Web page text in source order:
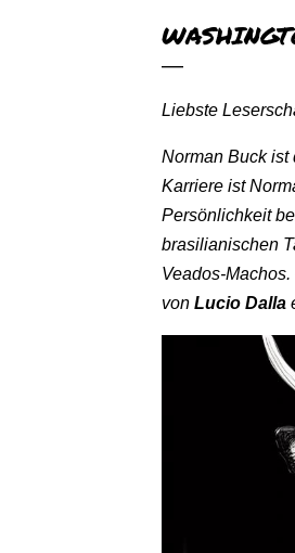
Liebste
Norman Buck ist
Karriere ist
Persönlichkeit
brasilianischen
Veados-
von Lucio Dalla